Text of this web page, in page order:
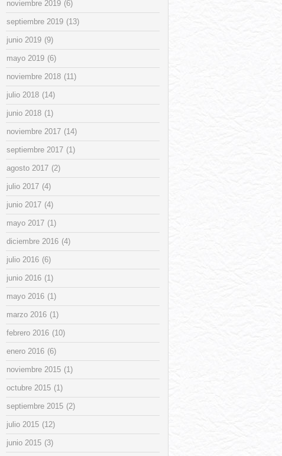
noviembre 2019 (6)
septiembre 2019 (13)
junio 2019 (9)
mayo 2019 (6)
noviembre 2018 (11)
julio 2018 (14)
junio 2018 (1)
noviembre 2017 (14)
septiembre 2017 (1)
agosto 2017 (2)
julio 2017 (4)
junio 2017 (4)
mayo 2017 (1)
diciembre 2016 (4)
julio 2016 (6)
junio 2016 (1)
mayo 2016 (1)
marzo 2016 (1)
febrero 2016 (10)
enero 2016 (6)
noviembre 2015 (1)
octubre 2015 (1)
septiembre 2015 (2)
julio 2015 (12)
junio 2015 (3)